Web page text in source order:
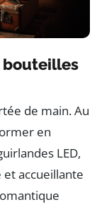
bouteilles
de main. Au
en
LED,
accueillante